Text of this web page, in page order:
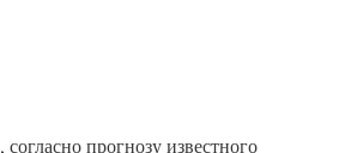
прогнозу известного